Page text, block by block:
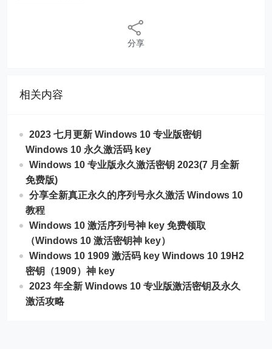
分享
相关内容
2023 七月更新 Windows 10 专业版密钥
Windows 10 永久激活码 key
Windows 10 专业版永久激活密钥 2023(7 月全新
免费版)
分享全新真正永久的序列号永久激活 Windows 10
教程
Windows 10 激活序列号神 key 免费领取
（Windows 10 激活密钥神 key）
Windows 10 1909 激活码 key Windows 10 19H2
密钥（1909）神 key
2023 年全新 Windows 10 专业版激活密钥及永久
激活攻略